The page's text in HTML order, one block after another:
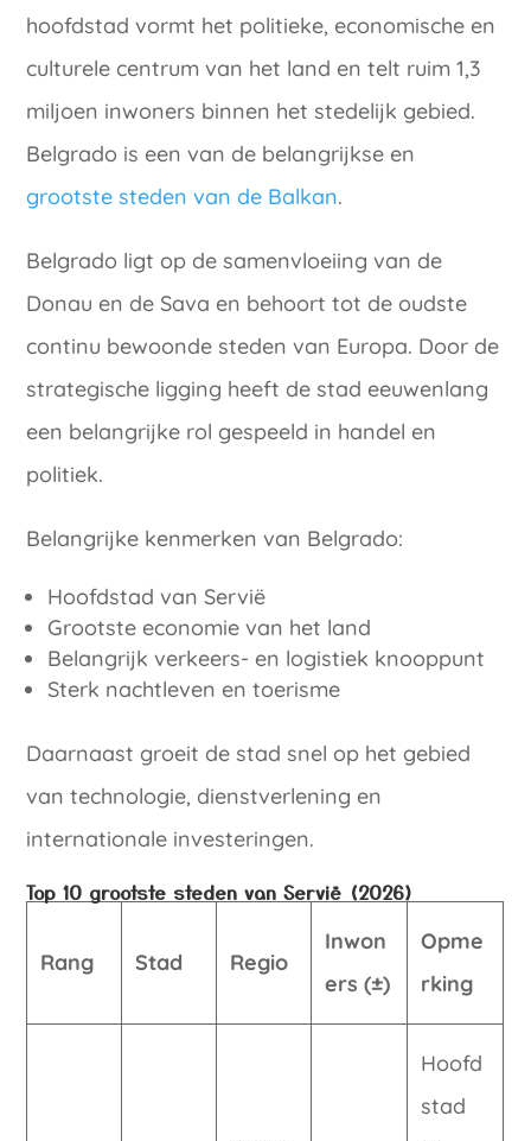
hoofdstad vormt het politieke, economische en
culturele centrum van het land en telt ruim 1,3
miljoen inwoners binnen het stedelijk gebied.
Belgrado is een van de belangrijkse en
grootste steden van de Balkan.
Belgrado ligt op de samenvloeiing van de
Donau en de Sava en behoort tot de oudste
continu bewoonde steden van Europa. Door de
strategische ligging heeft de stad eeuwenlang
een belangrijke rol gespeeld in handel en
politiek.
Belangrijke kenmerken van Belgrado:
Hoofdstad van Servië
Grootste economie van het land
Belangrijk verkeers- en logistiek knooppunt
Sterk nachtleven en toerisme
Daarnaast groeit de stad snel op het gebied
van technologie, dienstverlening en
internationale investeringen.
Top 10 grootste steden van Servië (2026)
Rang Stad Regio
Inwon
ers (±)
Opme
rking
Hoofd
stad